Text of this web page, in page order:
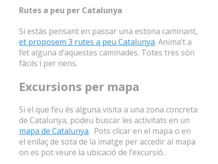
Rutes a peu per Catalunya
Si estàs pensant en passar una estona caminant,
et proposem 3 rutes a peu Catalunya. Anima’t a
fet alguna d’aquestes caminades. Totes tres són
fàcils i per nens.
Excursions per mapa
Si el que feu és alguna visita a una zona concreta
de Catalunya, podeu buscar les activitats en un
mapa de Catalunya. Pots clicar en el mapa o en
el enllaç de sota de la imatge per accedir al mapa
on es pot veure la ubicació de l’excursió.